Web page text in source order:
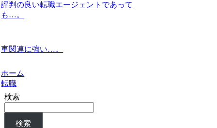
評判の良い転職エージェントであって
も…。
車関連に強い…。
ホーム
転職
検索
検索